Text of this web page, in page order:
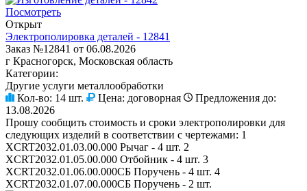
Посмотреть
Открыт
Электрополировка деталей - 12841
Заказ №12841 от 06.08.2026
г Красногорск, Московская область
Категории:
Другие услуги металлообработки
Кол-во: 14 шт. Цена: договорная
Предложения до:
13.08.2026
Прошу сообщить стоимость и сроки электрополировки для
следующих изделий в соответствии с чертежами: 1
XCRT2032.01.03.00.000 Рычаг - 4 шт. 2
XCRT2032.01.05.00.000 Отбойник - 4 шт. 3
XCRT2032.01.06.00.000СБ Поручень - 4 шт. 4
XCRT2032.01.07.00.000СБ Поручень - 2 шт.